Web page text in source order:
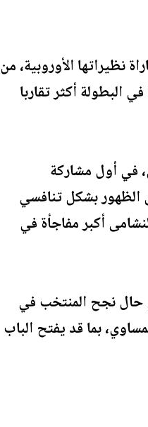
الأوروبية، من
البطولة أكثر تقاربا
في أول مشاركة
الظهور بشكل تنافسي
أكبر مفاجأة في
حال نجح المنتخب في
بما قد يفتح الباب